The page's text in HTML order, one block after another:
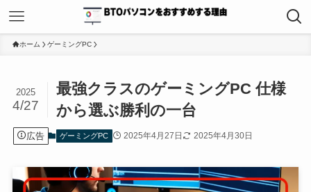
ホーム ゲーミングPC
最強クラスのゲーミングPC 仕様
から選ぶ勝利の一台
2025
4/27
広告 ゲーミングPC 2025年4月27日 2025年4月30日